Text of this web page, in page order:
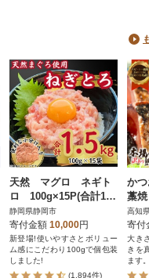
天然 マグロ ネギト
ロ 100g×15P(合計1.5
kg)
静岡県静岡市
寄付金額 10,000円
新登場!使いやすさとボリュー
ム感にこだわり100gで個包装
しました!
(1,894件)
かつ
藁焼
【
高知
寄付
大き
きを
ます。